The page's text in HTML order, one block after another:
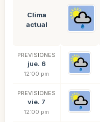
Clima
actual
PREVISIONES
jue. 6
12:00 pm
PREVISIONES
vie. 7
12:00 pm